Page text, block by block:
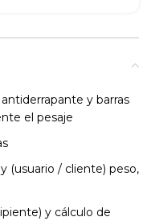
y barras
el pesaje
(usuario / cliente) peso,
y cálculo de